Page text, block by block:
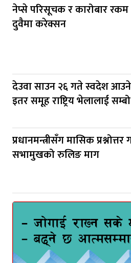
नेप्से परिसूचक र कारोबार रकम
दुवैमा करेक्सन
देउवा साउन २६ गते स्वदेश
इतर समूह राष्ट्रिय भेलालाई
प्रधानमन्त्रीसँग मासिक प्रश्नोत्तर
सभामुखको रुलिङ माग